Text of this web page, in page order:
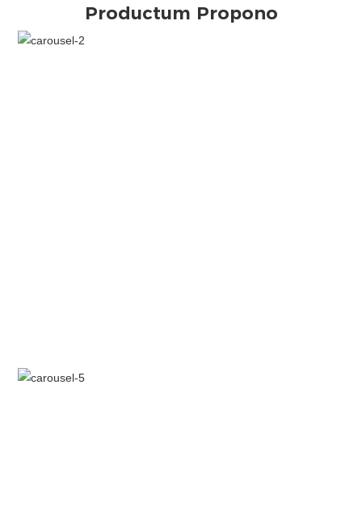
Productum Propono